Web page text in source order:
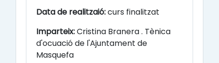
Data de realitzaió:curs finalitzat
Imparteix:Cristina Branera . Tènica
d'ocuació de l'Ajuntament de
Masquefa